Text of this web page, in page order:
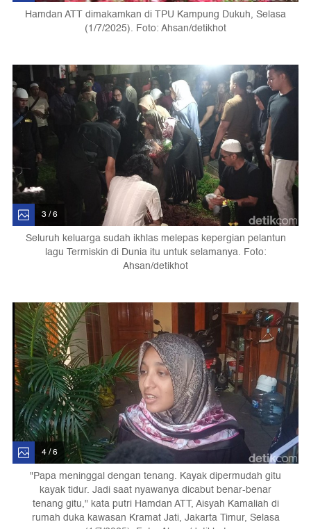
Hamdan ATT dimakamkan di TPU Kampung Dukuh, Selasa
(1/7/2025). Foto: Ahsan/detikhot
3 / 6
Seluruh keluarga sudah ikhlas melepas kepergian pelantun
lagu Termiskin di Dunia itu untuk selamanya. Foto:
Ahsan/detikhot
4 / 6
"Papa meninggal dengan tenang. Kayak dipermudah gitu
kayak tidur. Jadi saat nyawanya dicabut benar-benar
tenang gitu," kata putri Hamdan ATT, Aisyah Kamaliah di
rumah duka kawasan Kramat Jati, Jakarta Timur, Selasa